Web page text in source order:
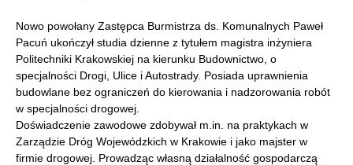
Nowo powołany Zastępca Burmistrza ds. Komunalnych Paweł
Pacuń ukończył studia dzienne z tytułem magistra inżyniera
Politechniki Krakowskiej na kierunku Budownictwo, o
specjalności Drogi, Ulice i Autostrady. Posiada uprawnienia
budowlane bez ograniczeń do kierowania i nadzorowania robót
w specjalności drogowej.
Doświadczenie zawodowe zdobywał m.in. na praktykach w
Zarządzie Dróg Wojewódzkich w Krakowie i jako majster w
firmie drogowej. Prowadząc własną działalność gospodarczą